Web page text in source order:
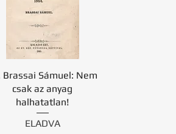
Brassai Sámuel: Nem
csak az anyag
halhatatlan!
ELADVA